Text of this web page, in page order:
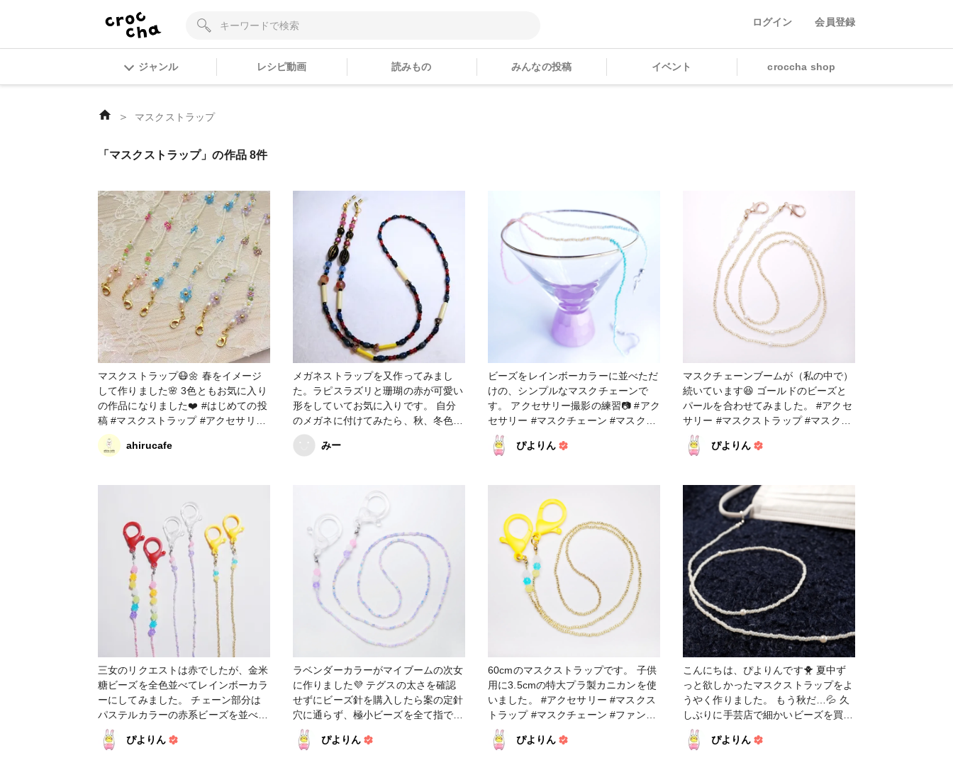
ログイン 会員登録
ジャンル レシピ動画 読みもの みんなの投稿 イベント croccha shop
＞ マスクストラップ
「マスクストラップ」の作品 8件
マスクストラップ😷🌼 春をイメージ
して作りました🌸 3色ともお気に入り
の作品になりました❤️ #はじめての投
稿 #マスクストラップ #アクセサリー
部
ahirucafe
メガネストラップを又作ってみまし
た。ラピスラズリと珊瑚の赤が可愛い
形をしていてお気に入りです。 自分
のメガネに付けてみたら、秋、冬色で
似合ってました😅📿✨ #アクセサリー
部 #その他 #メガネストラップ #マス
みー
ビーズをレインボーカラーに並べただ
けの、シンプルなマスクチェーンで
す。 アクセサリー撮影の練習📷 #アク
セサリー #マスクチェーン #マスクス
トラップ #カメラ練習中 #ファンれぽ
_Tokaiグループ #ファンれぽ_シュゲ
ぴよりん
マスクチェーンブームが（私の中で）
続いています😆 ゴールドのビーズと
パールを合わせてみました。 #アクセ
サリー #マスクストラップ #マスクチ
ェーン #ファンれぽ_Tokaiグループ #
ファンれぽ_シュゲール #ファンれぽ
ぴよりん
三女のリクエストは赤でしたが、金米
糖ビーズを全色並べてレインボーカラ
ーにしてみました。 チェーン部分は
パステルカラーの赤系ビーズを並べま
したが、ピンクに近い色合いになりま
した。 長女と次女から、三女ちゃん
ぴよりん
ラベンダーカラーがマイブームの次女
に作りました💜 テグスの太さを確認
せずにビーズ針を購入したら案の定針
穴に通らず、極小ビーズを全て指で通
しました。 達成感がすごいです😂 #
アクセサリー #マスクストラップ #マ
ぴよりん
60cmのマスクストラップです。 子供
用に3.5cmの特大プラ製カニカンを使
いました。 #アクセサリー #マスクス
トラップ #マスクチェーン #ファンれ
ぽ_Tokaiグループ #ファンれぽ_シュ
ゲールぴよりん
こんにちは、ぴよりんです🐥 夏中ず
っと欲しかったマスクストラップをよ
うやく作りました。 もう秋だ…💦 久
しぶりに手芸店で細かいビーズを買っ
てきました。 楽しい✨ ですが、忍び
寄る老眼が恐ろしい…🥲 子どもたち
ぴよりん